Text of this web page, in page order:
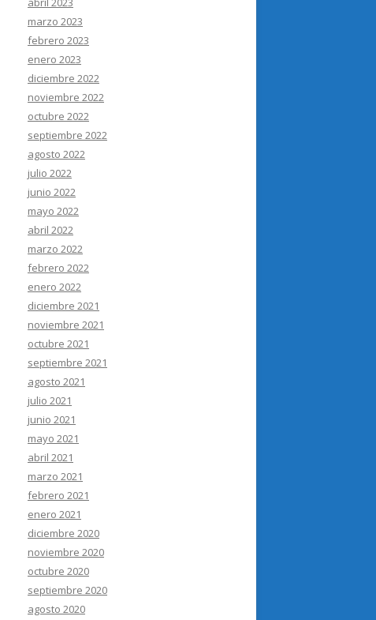
marzo 2023
febrero 2023
enero 2023
diciembre 2022
noviembre 2022
octubre 2022
septiembre 2022
agosto 2022
julio 2022
junio 2022
mayo 2022
abril 2022
marzo 2022
febrero 2022
enero 2022
diciembre 2021
noviembre 2021
octubre 2021
septiembre 2021
agosto 2021
julio 2021
junio 2021
mayo 2021
abril 2021
marzo 2021
febrero 2021
enero 2021
diciembre 2020
noviembre 2020
octubre 2020
septiembre 2020
agosto 2020